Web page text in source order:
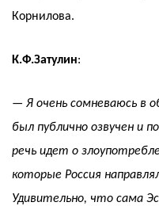
Корнилова.
К.Ф.Затулин:
— Я очень сомневаюсь в
был публично озвучен и
речь идет о
которые Россия
Удивительно, что сама